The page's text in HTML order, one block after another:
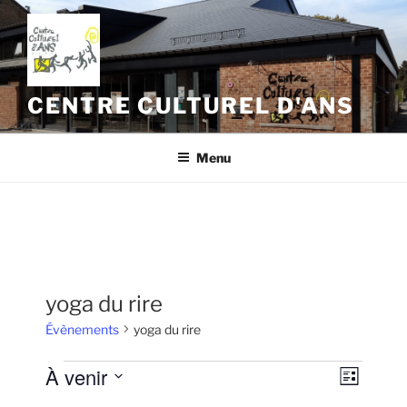
Aller
au
contenu
principal
CENTRE CULTUREL D'ANS
Menu
yoga du rire
Évènements yoga du rire
Évènements
NN
L
À venir